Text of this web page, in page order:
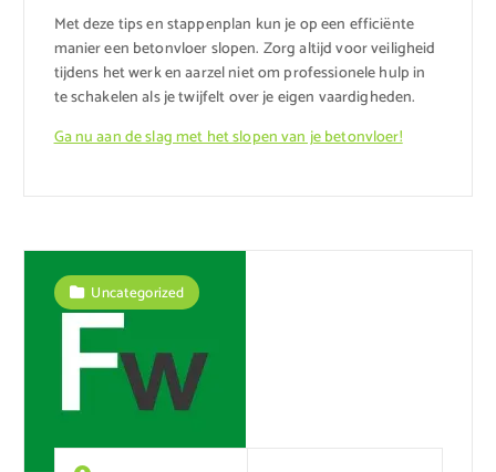
Met deze tips en stappenplan kun je op een efficiënte
manier een betonvloer slopen. Zorg altijd voor veiligheid
tijdens het werk en aarzel niet om professionele hulp in
te schakelen als je twijfelt over je eigen vaardigheden.
Ga nu aan de slag met het slopen van je betonvloer!
Uncategorized